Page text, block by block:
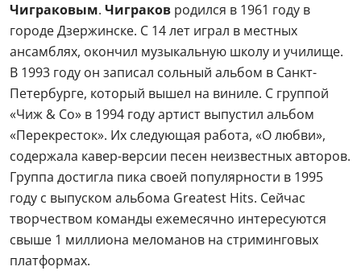
Чиграковым. Чиграков родился в 1961 году в
городе Дзержинске. С 14 лет играл в местных
ансамблях, окончил музыкальную школу и училище.
В 1993 году он записал сольный альбом в Санкт-
Петербурге, который вышел на виниле. С группой
«Чиж & Со» в 1994 году артист выпустил альбом
«Перекресток». Их следующая работа, «О любви»,
содержала кавер-версии песен неизвестных авторов.
Группа достигла пика своей популярности в 1995
году с выпуском альбома Greatest Hits. Сейчас
творчеством команды ежемесячно интересуются
свыше 1 миллиона меломанов на стриминговых
платформах.